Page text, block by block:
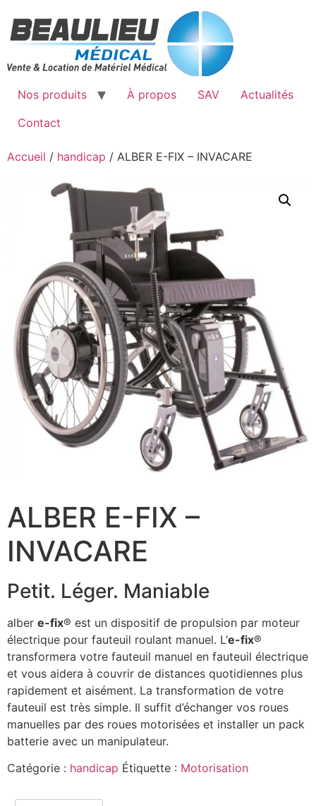
contenu
Nos produits À propos SAV
Actualités
Contact
Accueil / handicap / ALBER E-FIX – INVACARE
ALBER E-FIX –
INVACARE
Petit. Léger. Maniable
alber e-fix® est un dispositif de propulsion par moteur
électrique pour fauteuil roulant manuel. L’e-fix®
transformera votre fauteuil manuel en fauteuil électrique
et vous aidera à couvrir de distances quotidiennes plus
rapidement et aisément. La transformation de votre
fauteuil est très simple. Il suffit d’échanger vos roues
manuelles par des roues motorisées et installer un pack
batterie avec un manipulateur.
Catégorie : handicap Étiquette : Motorisation